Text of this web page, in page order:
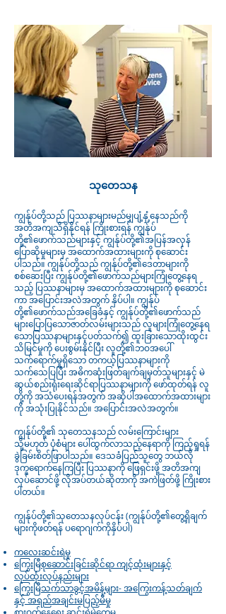
သုတေသန
ကျွန်ုပ်တို့သည် ပြဿနာများမည်မျှပျံ့နှံ့နေသည်ကို
အတိအကျသိရှိနိုင်ရန် ကြိုးစားရန် ကျွန်ုပ်
တို့၏ဖောက်သည်များနှင့် ကျွန်ုပ်တို့၏အပြန်အလှန်
ပြောဆိုမှုများမှ အထောက်အထားများကို စုဆောင်း
ပါသည်။ ကျွန်ုပ်တို့သည် ကျွန်ုပ်တို့၏ဒေတာများကို
စစ်ဆေးပြီး ကျွန်ုပ်တို့၏ဖောက်သည်များကြုံတွေ့နေရ
သည့် ပြဿနာများမှ အထောက်အထားများကို စုဆောင်း
ကာ အပြောင်းအလဲအတွက် နှိပ်ပါ။ ကျွန်ုပ်
တို့၏ဖောက်သည်အခြေခံနှင့် ကျွန်ုပ်တို့၏ဖောက်သည်
များပြောပြသောဇာတ်လမ်းများသည် လူများကြုံတွေ့နေရ
သောပြဿနာများနှင့်ပတ်သက်၍ ထူးခြားသောထိုးထွင်း
သိမြင်မှုကို ပေးစွမ်းနိုင်ပြီး လူတို့၏ဘဝအပေါ်
သက်ရောက်မှုရှိသော တကယ့်ပြဿနာများကို
သက်သေပြပြီး အဓိကဆုံးဖြတ်ချက်ချမှတ်သူများနှင့် မဲ
ဆွယ်စည်းရုံးရေးဆိုင်ရာပြဿနာများကို ဖော်ထုတ်ရန် လူ
တို့ကို အသံပေးရန်အတွက် အဆိုပါအထောက်အထားများ
ကို အသုံးပြုနိုင်သည်။ အပြောင်းအလဲအတွက်။
ကျွန်ုပ်တို့၏ သုတေသနသည် လမ်းကြောင်းများ
သို့မဟုတ် ပုံစံများ ပေါ်ထွက်လာသည့်နေရာကို ကြည့်ရှုရန်
ခွဲခြမ်းစိတ်ဖြာပါသည်။ ဒေသခံပြည်သူတွေ ဘယ်လို
ဒုက္ခရောက်နေကြပြီး ပြဿနာကို ဖြေရှင်းဖို့ အတိအကျ
လုပ်ဆောင်ဖို့ လိုအပ်တယ်ဆိုတာကို အကဲဖြတ်ဖို့ ကြိုးစား
ပါတယ်။
ကျွန်ုပ်တို့၏သုတေသနလုပ်ငန်း (ကျွန်ုပ်တို့၏တွေ့ရှိချက်
များကိုဖတ်ရန် ပရောဂျက်ကိုနှိပ်ပါ)
ကလေးဆင်းရဲမှု
ကြွေးမြီစုဆောင်းခြင်းဆိုင်ရာ ကျင့်ထုံးများနှင့်
လုပ်ထုံးလုပ်နည်းများ
ကြွေးမြီသက်သာခွင့်အမိန့်များ- အကြွေးကန့်သတ်ချက်
နှင့် အရည်အချင်းမပြည့်မီမှု